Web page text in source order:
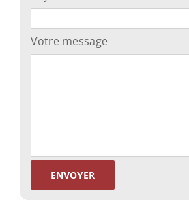
Votre message